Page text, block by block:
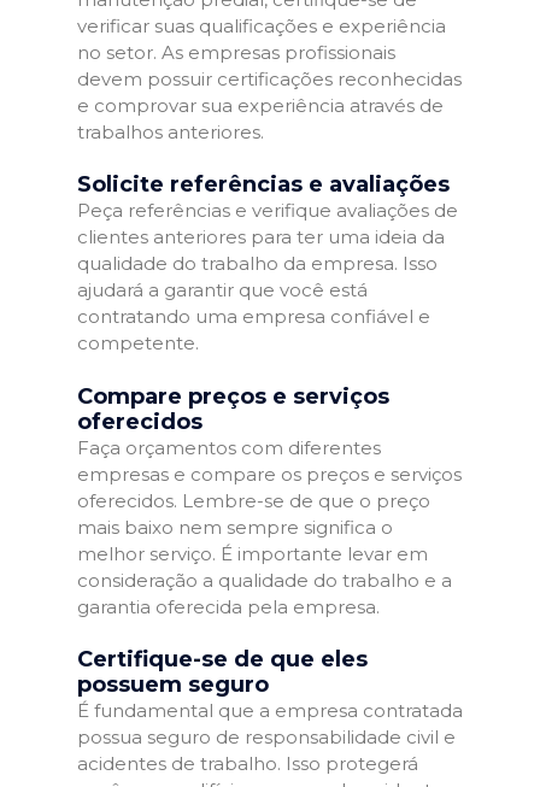
verificar suas qualificações e experiência
no setor. As empresas profissionais
devem possuir certificações reconhecidas
e comprovar sua experiência através de
trabalhos anteriores.
Solicite referências e avaliações
Peça referências e verifique avaliações de
clientes anteriores para ter uma ideia da
qualidade do trabalho da empresa. Isso
ajudará a garantir que você está
contratando uma empresa confiável e
competente.
Compare preços e serviços
oferecidos
Faça orçamentos com diferentes
empresas e compare os preços e serviços
oferecidos. Lembre-se de que o preço
mais baixo nem sempre significa o
melhor serviço. É importante levar em
consideração a qualidade do trabalho e a
garantia oferecida pela empresa.
Certifique-se de que eles
possuem seguro
É fundamental que a empresa contratada
possua seguro de responsabilidade civil e
acidentes de trabalho. Isso protegerá